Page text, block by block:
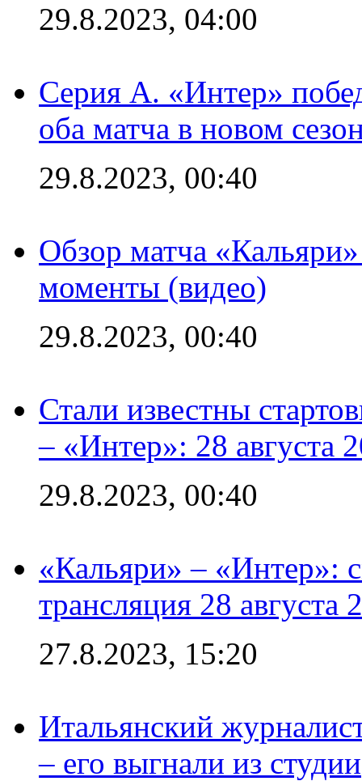
29.8.2023, 04:00
Серия А. «Интер»
оба матча в новом
29.8.2023, 00:40
Обзор матча
моменты (видео)
29.8.2023, 00:40
Стали известны
– «Интер»: 28 августа
29.8.2023, 00:40
«Кальяри» – «Интер»:
трансляция 28 августа
27.8.2023, 15:20
Итальянский
– его выгнали из студии